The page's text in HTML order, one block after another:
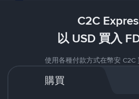
C2C
以 USD 買入
使用各種付款方式在幣安 C2C
購買